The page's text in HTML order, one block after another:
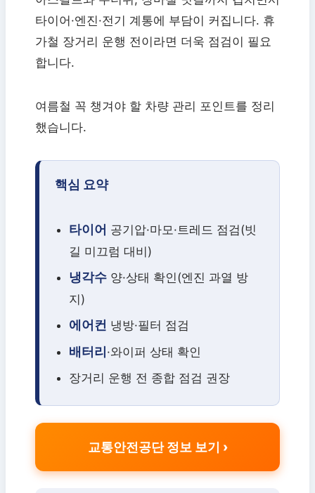
타이어·엔진·전기 계통에 부담이 커집니다. 휴
가철 장거리 운행 전이라면 더욱 점검이 필요
합니다.
여름철 꼭 챙겨야 할 차량 관리 포인트를 정리
했습니다.
핵심 요약
타이어 공기압·마모·트레드 점검(빗
길 미끄럼 대비)
냉각수 양·상태 확인(엔진 과열 방
지)
에어컨 냉방·필터 점검
배터리·와이퍼 상태 확인
장거리 운행 전 종합 점검 권장
교통안전공단 정보 보기